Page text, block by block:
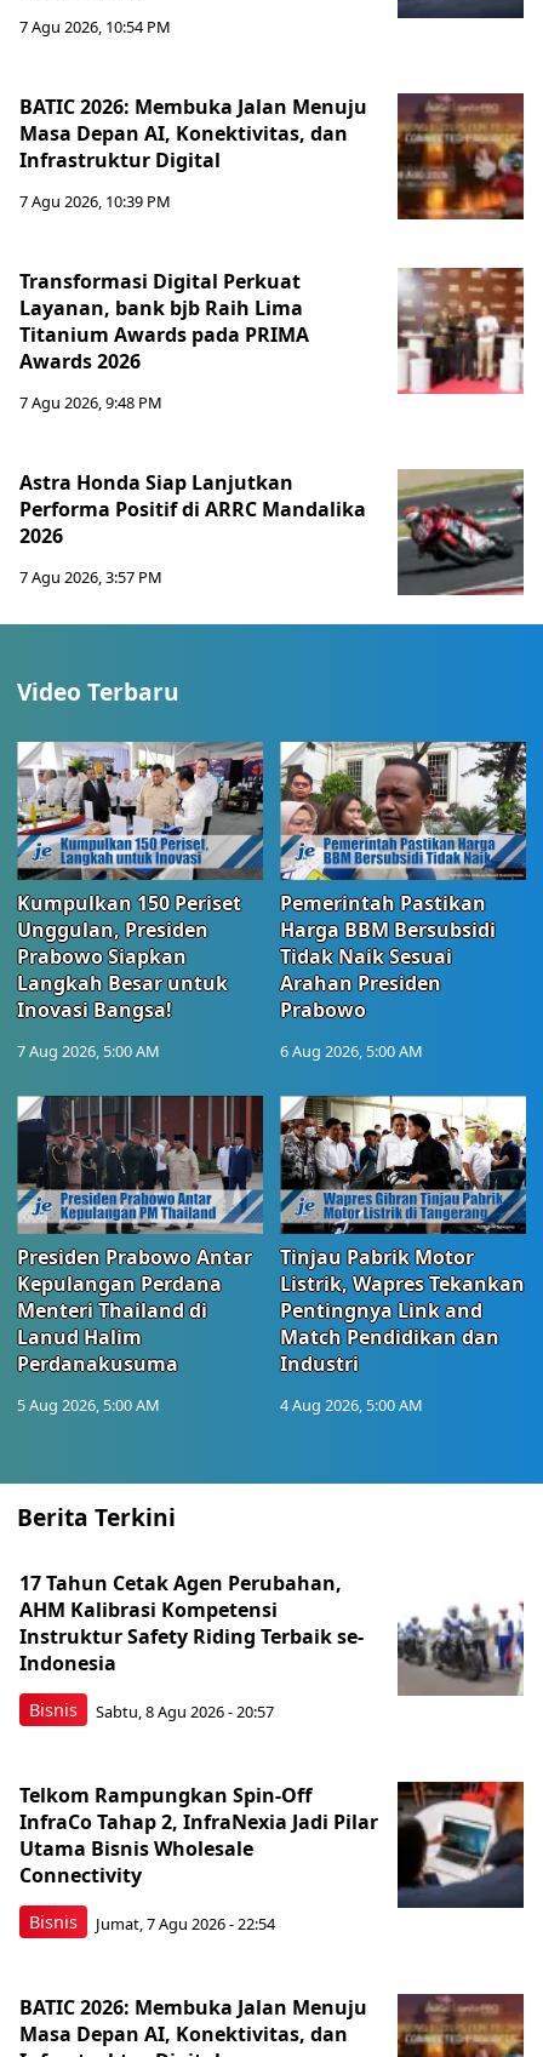
7 Agu 2026, 10:54 PM
BATIC 2026: Membuka Jalan Menuju
Masa Depan AI, Konektivitas, dan
Infrastruktur Digital
7 Agu 2026, 10:39 PM
Transformasi Digital Perkuat
Layanan, bank bjb Raih Lima
Titanium Awards pada PRIMA
Awards 2026
7 Agu 2026, 9:48 PM
Astra Honda Siap Lanjutkan
Performa Positif di ARRC Mandalika
2026
7 Agu 2026, 3:57 PM
Video Terbaru
Kumpulkan 150 Periset
Unggulan, Presiden
Prabowo Siapkan
Langkah Besar untuk
Inovasi Bangsa!
7 Aug 2026, 5:00 AM
Pemerintah Pastikan
Harga BBM Bersubsidi
Tidak Naik Sesuai
Arahan Presiden
Prabowo
6 Aug 2026, 5:00 AM
Presiden Prabowo Antar
Kepulangan Perdana
Menteri Thailand di
Lanud Halim
Perdanakusuma
5 Aug 2026, 5:00 AM
Tinjau Pabrik Motor
Listrik, Wapres Tekankan
Pentingnya Link and
Match Pendidikan dan
Industri
4 Aug 2026, 5:00 AM
Berita Terkini
Bisnis
17 Tahun Cetak Agen Perubahan,
AHM Kalibrasi Kompetensi
Instruktur Safety Riding Terbaik se-
Indonesia
Sabtu, 8 Agu 2026 - 20:57
Bisnis
Telkom Rampungkan Spin-Off
InfraCo Tahap 2, InfraNexia Jadi Pilar
Utama Bisnis Wholesale
Connectivity
Jumat, 7 Agu 2026 - 22:54
BATIC 2026: Membuka Jalan Menuju
Masa Depan AI, Konektivitas, dan